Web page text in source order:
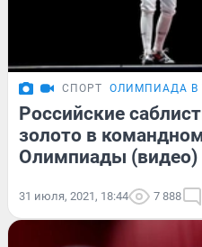
СПОРТ ОЛИМПИАДА В
Российские
золото в
Олимпиады (видео)
31 июля, 2021, 18:44 7 888